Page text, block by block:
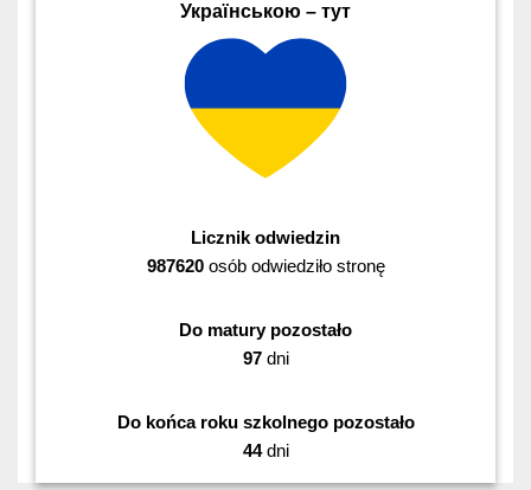
Українською – тут
Licznik odwiedzin
987620osób odwiedziło stronę
Do matury pozostało
97dni
Do końca roku szkolnego pozostało
44dni